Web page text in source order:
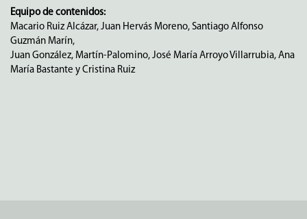
Equipo de contenidos:
Macario Ruiz Alcázar, Juan Hervás Moreno, Santiago Alfonso
Guzmán Marín,
Juan González, Martín-Palomino, José María Arroyo Villarrubia, Ana
María Bastante y Cristina Ruiz